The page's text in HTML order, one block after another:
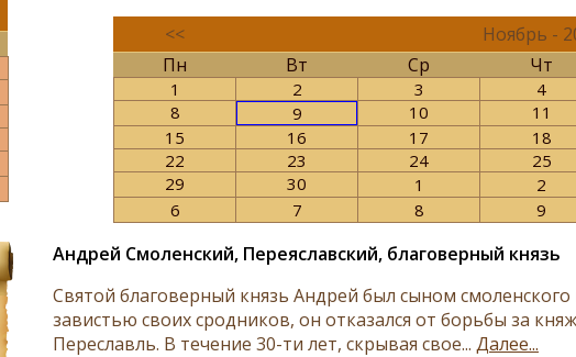
<< Ноябрь -
Пн
Вт Ср Чт
1 2 3 4
8
9 10 11
15
16 17 18
22
23 24 25
29
30 1 2
6
7 8 9
Андрей Смоленский, Переяславский, благоверный князь
Святой благоверный князь Андрей был сыном
завистью своих сродников, он отказался от борьбы за
Переславль. В течение 30-ти лет, скрывая свое... Далее...